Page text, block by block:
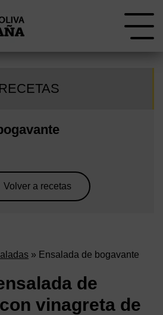
RECETAS
Volver a recetas
» Ensalada de bogavante
de
vinagreta de